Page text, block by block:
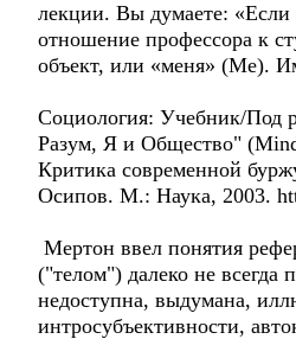
лекции. Вы думаете: «Если
отношение профессора к
объект, или «меня» (Me).
Социология: Учебник/Под
Разум, Я и Общество"
Критика современной
Осипов. М.: Наука, 2003.
Мертон ввел понятия
("телом") далеко не всегда
недоступна, выдумана,
интросубъективности,